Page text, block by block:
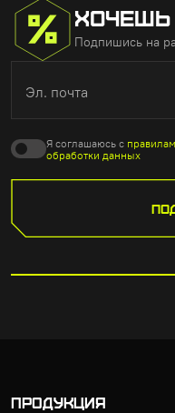
Подпишись на
Эл. почта
Я соглашаюсь с
обработки данных
ПРОДУКЦИЯ